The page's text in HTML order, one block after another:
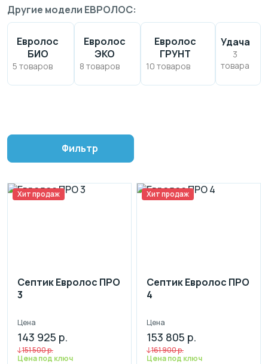
Другие модели ЕВРОЛОС:
Евролос
БИО
5 товаров
Евролос
ЭКО
8 товаров
Евролос
ГРУНТ
10 товаров
Удача
3
товара
Фильтр
Хит продаж
Септик Евролос ПРО
3
Цена
143 925 р.
151 500 р.
Цена под ключ
Хит продаж
Септик Евролос ПРО
4
Цена
153 805 р.
161 900 р.
Цена под ключ